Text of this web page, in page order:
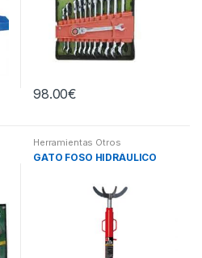
98.00€
Herramientas Otros
GATO FOSO HIDRÁULICO